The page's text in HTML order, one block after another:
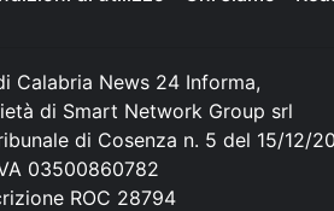
Calabria News 24 Informa,
di Smart Network Group srl
di Cosenza n. 5 del 15/12/
03500860782
ROC 28794